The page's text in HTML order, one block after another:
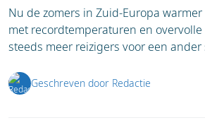
Nu de zomers in Zuid-Europa
met recordtemperaturen en
steeds meer reizigers voor een ander
Geschreven door Redactie